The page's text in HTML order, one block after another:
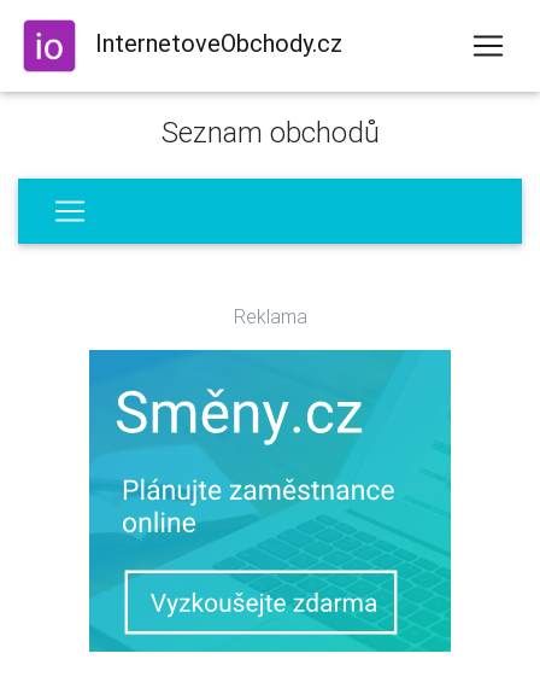
InternetoveObchody.cz
Seznam obchodů
Reklama